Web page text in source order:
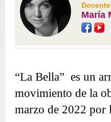
Docente
María
“La Bella” es un
movimiento de la
marzo de 2022